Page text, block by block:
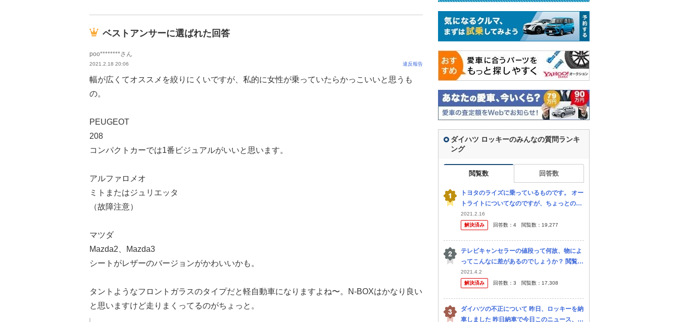
ベストアンサーに選ばれた回答
poo********さん
2021.2.18 20:06 違反報告
幅が広くてオススメを絞りにくいですが、私的に女性が乗っていたらかっこいいと思うも
の。
PEUGEOT
208
コンパクトカーでは1番ビジュアルがいいと思います。
アルファロメオ
ミトまたはジュリエッタ
（故障注意）
マツダ
Mazda2、Mazda3
シートがレザーのバージョンがかわいいかも。
タントようなフロントガラスのタイプだと軽自動車になりますよね〜。N-BOXはかなり良い
と思いますけど走りまくってるのがちょっと。
ダイハツ ロッキーのみんなの質問ランキ
ング
閲覧数 回答数
トヨタのライズに乗っているものです。 オー
トライトについてなのですが、ちょっとの影
でライトがついてしまったり明るいところに
出てもしばらくしないとライトが消えなかっ
2021.2.16
解決済み
回答数： 4 閲覧数： 19,277
テレビキャンセラーの値段って何故、物によ
ってこんなに差があるのでしょうか？ 閲覧あ
りがとうございます。 ダイハツロッキーのテ
レビキャンセラーを探している者です。 某社
2021.4.2
解決済み
回答数： 3 閲覧数： 17,308
ダイハツの不正について 昨日、ロッキーを納
車しました 昨日納車で今日このニュース、、